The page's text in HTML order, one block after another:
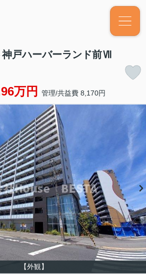
神戸ハーバーランド前Ⅶ
万円 管理/共益費 8,170円
【外観】